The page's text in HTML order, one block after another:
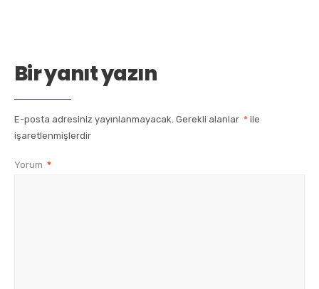
Bir yanıt yazın
E-posta adresiniz yayınlanmayacak. Gerekli alanlar * ile
işaretlenmişlerdir
Yorum *